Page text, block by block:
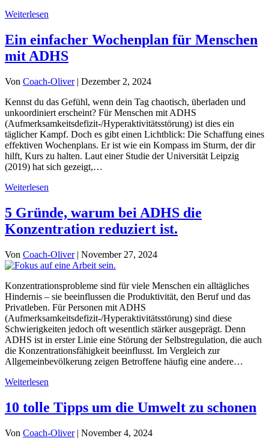
Weiterlesen
Ein einfacher Wochenplan für Menschen
mit ADHS
Von Coach-Oliver| Dezember 2, 2024
Kennst du das Gefühl, wenn dein Tag chaotisch, überladen und
unkoordiniert erscheint? Für Menschen mit ADHS
(Aufmerksamkeitsdefizit-/Hyperaktivitätsstörung) ist dies ein
täglicher Kampf. Doch es gibt einen Lichtblick: Die Schaffung eines
effektiven Wochenplans. Er ist wie ein Kompass im Sturm, der dir
hilft, Kurs zu halten. Laut einer Studie der Universität Leipzig
(2019) hat sich gezeigt,…
Weiterlesen
5 Gründe, warum bei ADHS die
Konzentration reduziert ist.
Von Coach-Oliver| November 27, 2024
Konzentrationsprobleme sind für viele Menschen ein alltägliches
Hindernis – sie beeinflussen die Produktivität, den Beruf und das
Privatleben. Für Personen mit ADHS
(Aufmerksamkeitsdefizit-/Hyperaktivitätsstörung) sind diese
Schwierigkeiten jedoch oft wesentlich stärker ausgeprägt. Denn
ADHS ist in erster Linie eine Störung der Selbstregulation, die auch
die Konzentrationsfähigkeit beeinflusst. Im Vergleich zur
Allgemeinbevölkerung zeigen Betroffene häufig eine andere…
Weiterlesen
10 tolle Tipps um die Umwelt zu schonen
Von Coach-Oliver| November 4, 2024